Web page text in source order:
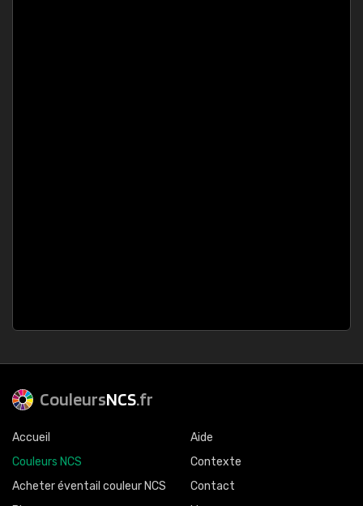
CouleursNCS.fr
Accueil
Couleurs NCS
Acheter éventail couleur NCS
Aide
Contexte
Contact